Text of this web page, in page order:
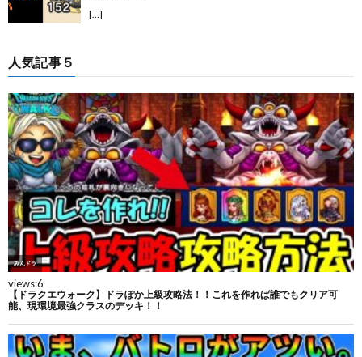
[…]
人気記事５